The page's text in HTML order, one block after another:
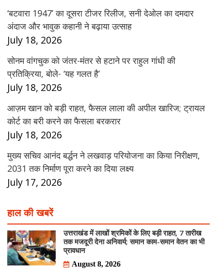
‘बटवारा 1947’ का दूसरा टीजर रिलीज, सनी देओल का दमदार
अंदाज और भावुक कहानी ने बढ़ाया उत्साह
July 18, 2026
सोनम वांगचुक को जंतर-मंतर से हटाने पर राहुल गांधी की
प्रतिक्रिया, बोले- ‘यह गलत है’
July 18, 2026
आज़म खान को बड़ी राहत, फैसल लाला की अपील खारिज; ट्रायल
कोर्ट का बरी करने का फैसला बरकरार
July 18, 2026
मुख्य सचिव आनंद बर्द्धन ने लखवाड़ परियोजना का किया निरीक्षण,
2031 तक निर्माण पूरा करने का दिया लक्ष्य
July 17, 2026
हाल की खबरें
उत्तराखंड में लाखों श्रमिकों के लिए बड़ी राहत, 7 तारीख
तक मजदूरी देना अनिवार्य; समान काम-समान वेतन का भी
प्रावधान
August 8, 2026